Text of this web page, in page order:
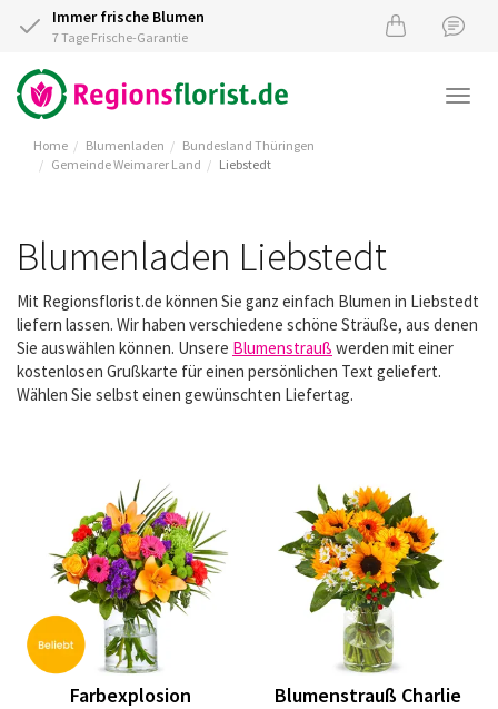
Immer frische Blumen
7 Tage Frische-Garantie
Home Blumenladen
Bundesland Thüringen
Gemeinde Weimarer Land
Liebstedt
Blumenladen Liebstedt
Mit Regionsflorist.de können Sie ganz einfach Blumen in Liebstedt
liefern lassen. Wir haben verschiedene schöne Sträuße, aus denen
Sie auswählen können. Unsere Blumenstrauß werden mit einer
kostenlosen Grußkarte für einen persönlichen Text geliefert.
Wählen Sie selbst einen gewünschten Liefertag.
Farbexplosion
Blumenstrauß Charlie